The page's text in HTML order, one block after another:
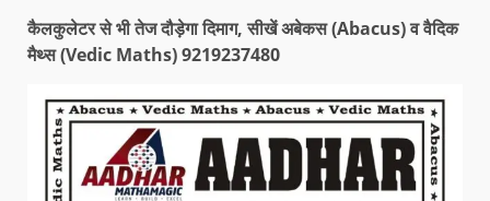
कैलकुलेटर से भी तेज दौड़ेगा दिमाग, सीखें अबेकस (Abacus) व वैदिक
मैथ्स (Vedic Maths) 9219237480